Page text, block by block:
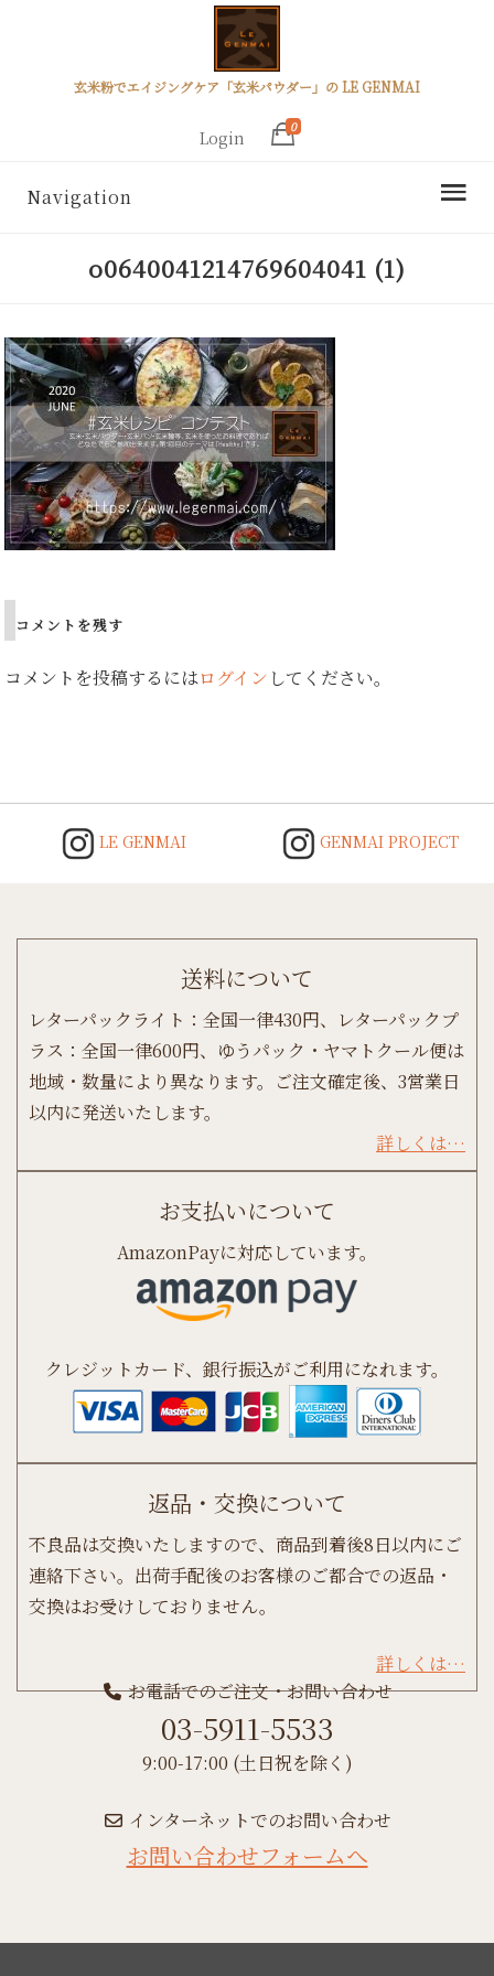
玄米粉でエイジングケア「玄米パウダー」の LE GENMAI
Login
0
Navigation
o0640041214769604041 (1)
コメントを残す
コメントを投稿するにはログイン してください。
LE GENMAI GENMAI PROJECT
送料について
レターパックライト：全国一律430円、レターパックプ
ラス：全国一律600円、ゆうパック・ヤマトクール便は
地域・数量により異なります。ご注文確定後、3営業日
以内に発送いたします。
詳しくは…
お支払いについて
AmazonPayに対応しています。
クレジットカード、銀行振込がご利用になれます。
返品・交換について
不良品は交換いたしますので、商品到着後8日以内にご
連絡下さい。出荷手配後のお客様のご都合での返品・
交換はお受けしておりません。
詳しくは…
お電話でのご注文・お問い合わせ
03-5911-5533
9:00-17:00 (土日祝を除く)
インターネットでのお問い合わせ
お問い合わせフォームへ